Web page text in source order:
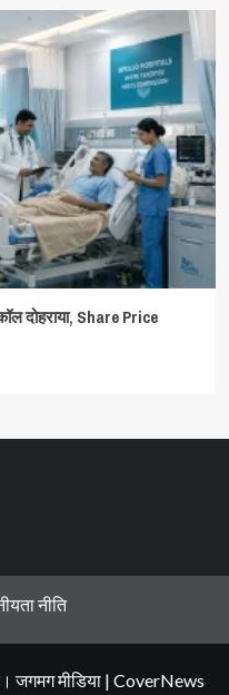
दोहराया, Share Price
नीति
जगमग मीडिया | CoverNews